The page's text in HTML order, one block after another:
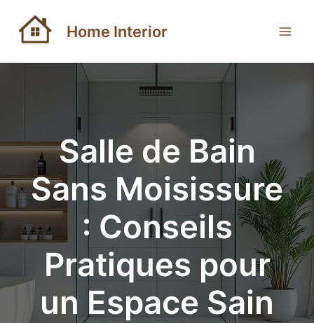
contenu
Home Interior
Salle de Bain
Sans Moisissure
: Conseils
Pratiques pour
un Espace Sain